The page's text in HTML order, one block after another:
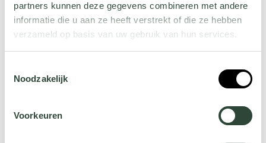
partners kunnen deze gegevens combineren met andere
informatie die u aan ze heeft verstrekt of die ze hebben
verzameld op basis van uw gebruik van hun services.
jehier.
Noodzakelijk
Voorkeuren